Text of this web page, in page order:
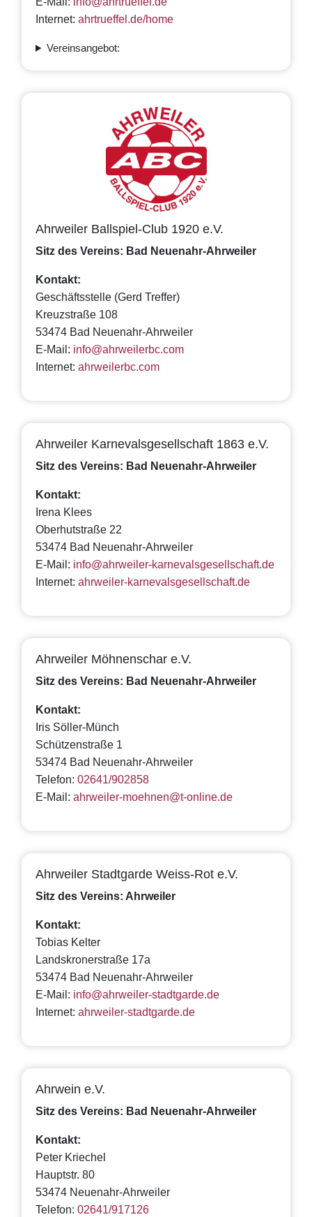
Internet: ahrtrueffel.de/home
Vereinsangebot:
Ahrweiler Ballspiel-Club 1920 e.V.
Sitz des Vereins: Bad Neuenahr-Ahrweiler
Kontakt:
Geschäftsstelle (Gerd Treffer)
Kreuzstraße 108
53474 Bad Neuenahr-Ahrweiler
E-Mail: info@ahrweilerbc.com
Internet: ahrweilerbc.com
Ahrweiler Karnevalsgesellschaft 1863 e.V.
Sitz des Vereins: Bad Neuenahr-Ahrweiler
Kontakt:
Irena Klees
Oberhutstraße 22
53474 Bad Neuenahr-Ahrweiler
E-Mail: info@ahrweiler-karnevalsgesellschaft.de
Internet: ahrweiler-karnevalsgesellschaft.de
Ahrweiler Möhnenschar e.V.
Sitz des Vereins: Bad Neuenahr-Ahrweiler
Kontakt:
Iris Söller-Münch
Schützenstraße 1
53474 Bad Neuenahr-Ahrweiler
Telefon: 02641/902858
E-Mail: ahrweiler-moehnen@t-online.de
Ahrweiler Stadtgarde Weiss-Rot e.V.
Sitz des Vereins: Ahrweiler
Kontakt:
Tobias Kelter
Landskronerstraße 17a
53474 Bad Neuenahr-Ahrweiler
E-Mail: info@ahrweiler-stadtgarde.de
Internet: ahrweiler-stadtgarde.de
Ahrwein e.V.
Sitz des Vereins: Bad Neuenahr-Ahrweiler
Kontakt:
Peter Kriechel
Hauptstr. 80
53474 Neuenahr-Ahrweiler
Telefon: 02641/917126